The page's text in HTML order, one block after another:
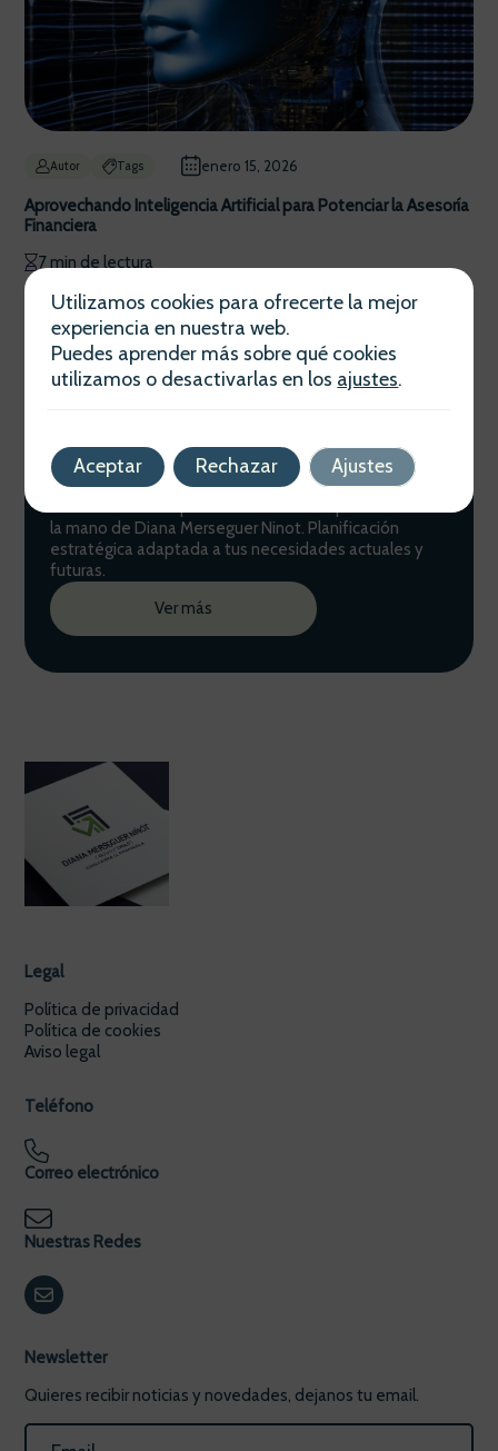
Autor Tags enero 15, 2026
Aprovechando Inteligencia Artificial para Potenciar la Asesoría
Financiera
7 min de lectura
Gestión Patrimonial
la mano de Diana Merseguer Ninot. Planificación
estratégica adaptada a tus necesidades actuales y
futuras.
Ver más
Legal
Política de privacidad
Política de cookies
Aviso legal
Teléfono
Correo electrónico
Nuestras Redes
Newsletter
Quieres recibir noticias y novedades, dejanos tu email.
Utilizamos cookies para ofrecerte la mejor
experiencia en nuestra web.
Puedes aprender más sobre qué cookies
utilizamos o desactivarlas en los ajustes.
Aceptar Rechazar Ajustes